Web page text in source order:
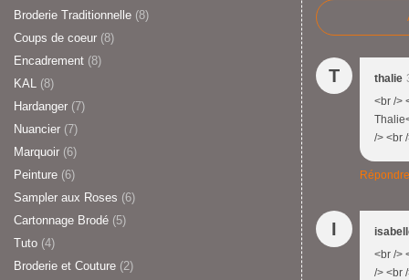
Broderie Traditionnelle (8)
Coups de coeur (8)
Encadrement (8)
KAL (8)
Hardanger (7)
Nuancier (7)
Marquoir (6)
Peinture (6)
Sampler aux Roses (6)
Cartonnage Brodé (5)
Tuto (4)
Broderie et Couture (2)
T thalie
<br />
/> <br
Répondre
I
<br />
/> <br